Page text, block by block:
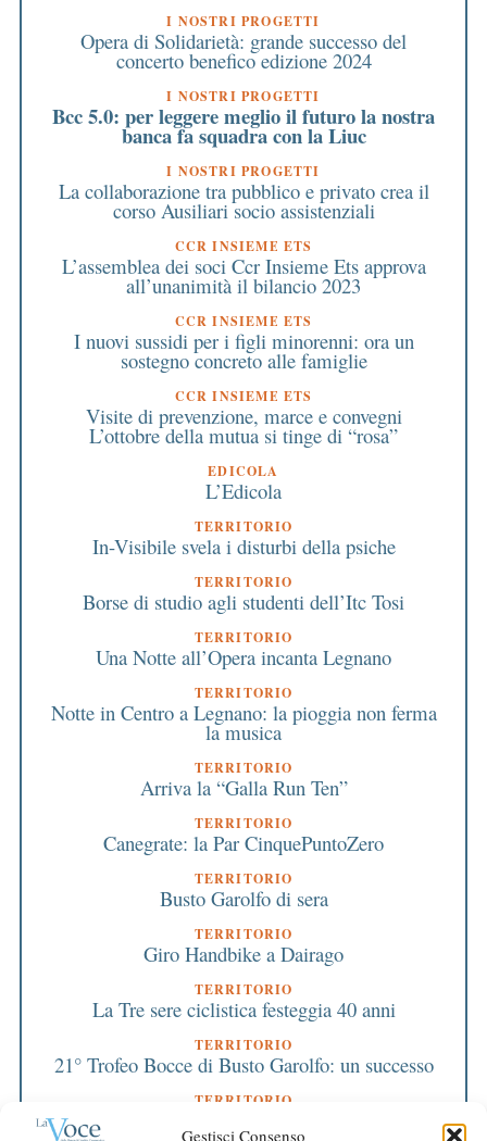
Gestisci Consenso
I NOSTRI PROGETTI
Opera di Solidarietà: grande successo del
concerto benefico edizione 2024
I NOSTRI PROGETTI
Bcc 5.0: per leggere meglio il futuro la nostra
banca fa squadra con la Liuc
I NOSTRI PROGETTI
La collaborazione tra pubblico e privato crea il
corso Ausiliari socio assistenziali
CCR INSIEME ETS
L’assemblea dei soci Ccr Insieme Ets approva
all’unanimità il bilancio 2023
CCR INSIEME ETS
I nuovi sussidi per i figli minorenni: ora un
sostegno concreto alle famiglie
CCR INSIEME ETS
Visite di prevenzione, marce e convegni
L’ottobre della mutua si tinge di “rosa”
EDICOLA
L’Edicola
TERRITORIO
In-Visibile svela i disturbi della psiche
TERRITORIO
Borse di studio agli studenti dell’Itc Tosi
TERRITORIO
Una Notte all’Opera incanta Legnano
TERRITORIO
Notte in Centro a Legnano: la pioggia non ferma
la musica
TERRITORIO
Arriva la “Galla Run Ten”
TERRITORIO
Canegrate: la Par CinquePuntoZero
TERRITORIO
Busto Garolfo di sera
TERRITORIO
Giro Handbike a Dairago
TERRITORIO
La Tre sere ciclistica festeggia 40 anni
TERRITORIO
21° Trofeo Bocce di Busto Garolfo: un successo
TERRITORIO